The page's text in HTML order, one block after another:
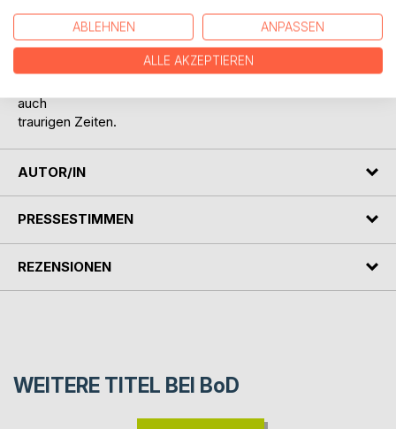
möchte euch, und alle Dackelbegeisterten und die es
vielleicht noch werden wollen, an seinen Abenteuern
und vielen Erlebnissen teilhaben lassen. Dieses Buch soll
in eine kleine Welt entführen, die manchmal im
auch
traurigen Zeiten.
AUTOR/IN
PRESSESTIMMEN
REZENSIONEN
WEITERE TITEL BEI BoD
ABLEHNEN ANPASSEN
ALLE AKZEPTIEREN